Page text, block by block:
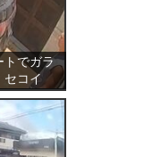
トでガラ
セコイ